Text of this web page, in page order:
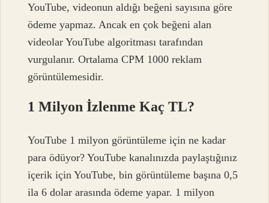
YouTube, videonun aldığı beğeni sayısına göre
ödeme yapmaz. Ancak en çok beğeni alan
videolar YouTube algoritması tarafından
vurgulanır. Ortalama CPM 1000 reklam
görüntülemesidir.
1 Milyon İzlenme Kaç TL?
YouTube 1 milyon görüntüleme için ne kadar
para ödüyor? YouTube kanalınızda paylaştığınız
içerik için YouTube, bin görüntüleme başına 0,5
ila 6 dolar arasında ödeme yapar. 1 milyon